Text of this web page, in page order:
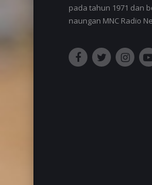
pada tahun 1971 dan
naungan MNC Radio